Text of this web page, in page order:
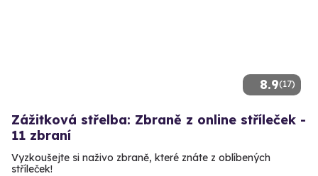
8.9(17)
Zážitková střelba: Zbraně z online stříleček -
11 zbraní
Vyzkoušejte si naživo zbraně, které znáte z oblíbených
stříleček!